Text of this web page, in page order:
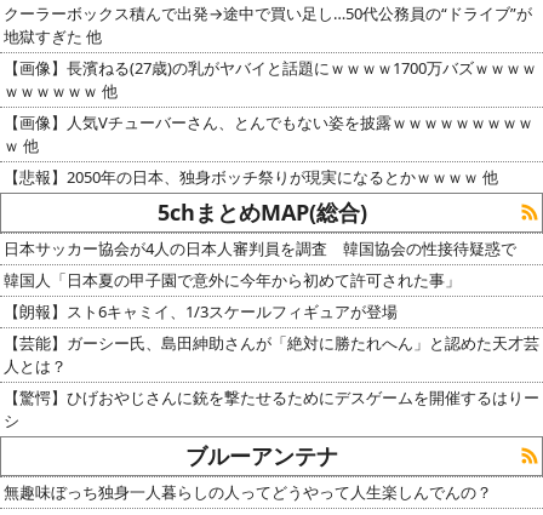
クーラーボックス積んで出発→途中で買い足し…50代公務員の“ドライブ”が
地獄すぎた 他
【画像】長濱ねる(27歳)の乳がヤバイと話題にｗｗｗｗ1700万バズｗｗｗｗ
ｗｗｗｗｗｗ 他
【画像】人気Vチューバーさん、とんでもない姿を披露ｗｗｗｗｗｗｗｗｗ
ｗ 他
【悲報】2050年の日本、独身ボッチ祭りが現実になるとかｗｗｗｗ 他
5chまとめMAP(総合)
日本サッカー協会が4人の日本人審判員を調査 韓国協会の性接待疑惑で
韓国人「日本夏の甲子園で意外に今年から初めて許可された事」
【朗報】スト6キャミイ、1/3スケールフィギュアが登場
【芸能】ガーシー氏、島田紳助さんが「絶対に勝たれへん」と認めた天才芸
人とは？
【驚愕】ひげおやじさんに銃を撃たせるためにデスゲームを開催するはりー
シ
ブルーアンテナ
無趣味ぼっち独身一人暮らしの人ってどうやって人生楽しんでんの？